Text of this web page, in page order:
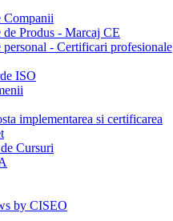
Companii
Produs - Marcaj CE
- Certificari profesionale
ISO
implementarea si certificarea
Cursuri
by CISEO